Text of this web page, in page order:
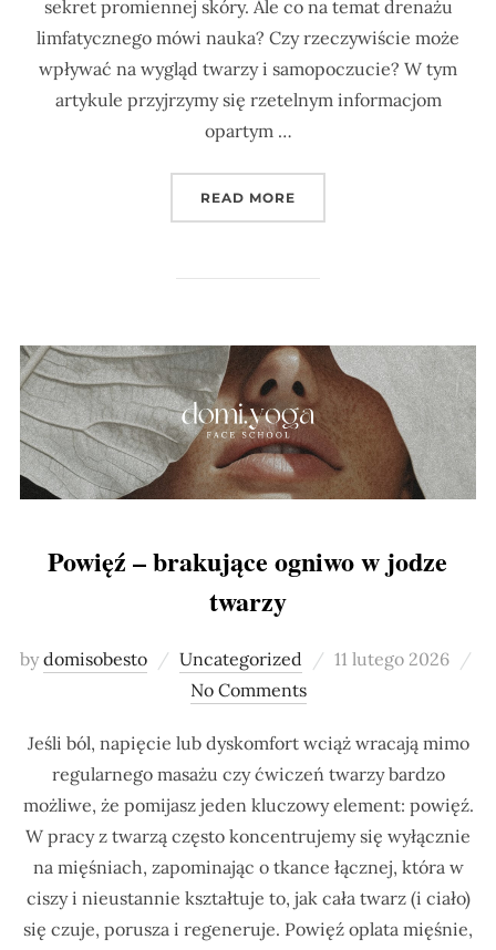
sekret promiennej skóry. Ale co na temat drenażu
limfatycznego mówi nauka? Czy rzeczywiście może
wpływać na wygląd twarzy i samopoczucie? W tym
artykule przyjrzymy się rzetelnym informacjom
opartym …
READ MORE
Powięź – brakujące ogniwo w jodze
twarzy
bydomisobesto Uncategorized
Posted
11 lutego 2026
No Comments
Jeśli ból, napięcie lub dyskomfort wciąż wracają mimo
regularnego masażu czy ćwiczeń twarzy bardzo
możliwe, że pomijasz jeden kluczowy element: powięź.
W pracy z twarzą często koncentrujemy się wyłącznie
na mięśniach, zapominając o tkance łącznej, która w
ciszy i nieustannie kształtuje to, jak cała twarz (i ciało)
się czuje, porusza i regeneruje. Powięź oplata mięśnie,